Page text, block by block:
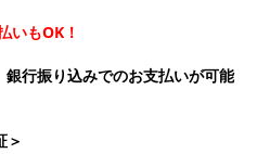
もOK！
行振り込みでのお支払いが可能
＞